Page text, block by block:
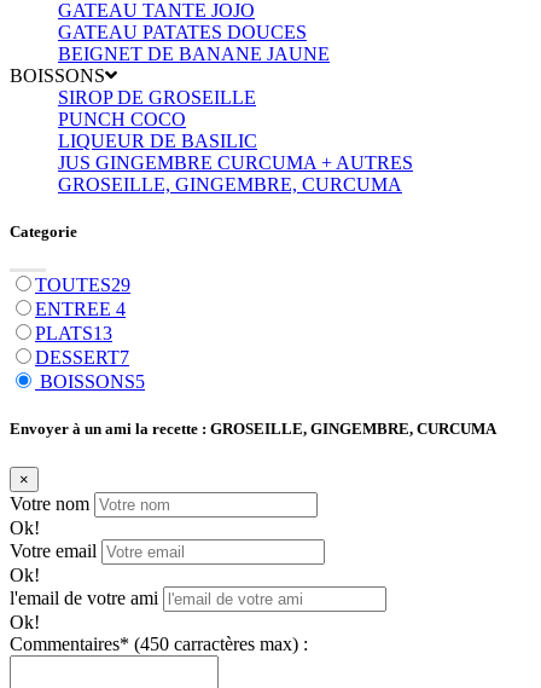
GATEAU TANTE JOJO
GATEAU PATATES DOUCES
BEIGNET DE BANANE JAUNE
BOISSONS
SIROP DE GROSEILLE
PUNCH COCO
LIQUEUR DE BASILIC
JUS GINGEMBRE CURCUMA + AUTRES
GROSEILLE, GINGEMBRE, CURCUMA
Categorie
TOUTES29
ENTREE 4
PLATS13
DESSERT7
BOISSONS5
Envoyer à un ami la recette : GROSEILLE, GINGEMBRE, CURCUMA
×
Votre nom
Ok!
Votre email
Ok!
l'email de votre ami
Ok!
Commentaires* (450 carractères max) :